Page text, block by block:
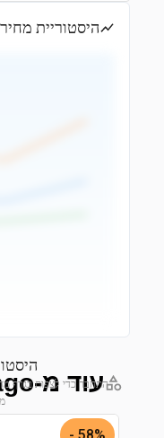
היסטוריית
עוד מ-Ninjago